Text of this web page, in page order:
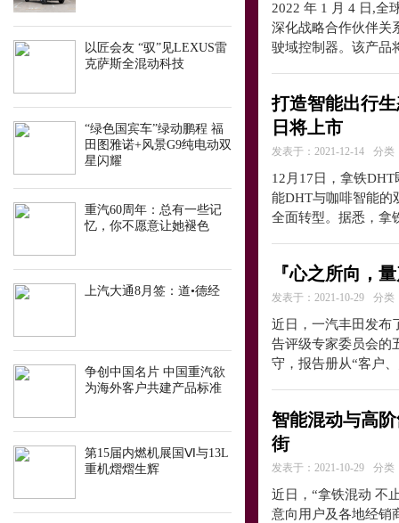
以匠会友 “驭”见LEXUS雷
克萨斯全混动科技
“绿色国宾车”绿动鹏程 福
田图雅诺+风景G9纯电动双
星闪耀
重汽60周年：总有一些记
忆，你不愿意让她褪色
上汽大通8月签：道•德经
争创中国名片 中国重汽欲
为海外客户共建产品标准
第15届内燃机展国Ⅵ与13L
重机熠熠生辉
2022 年 1 月 4 日,全
深化战略合作伙伴关
驶域控制器。该产品
打造智能出行
日将上市
发表于：2021-12-14 分类
12月17日，拿铁
能DHT与咖啡智能的
全面转型。据悉，拿
『心之所向，
发表于：2021-10-29 分类
近日，一汽丰田发布
告评级专家委员会的
守，报告册从“客户
智能混动与高
街
发表于：2021-10-29 分类
近日，“拿铁混动 不
意向用户及各地经销